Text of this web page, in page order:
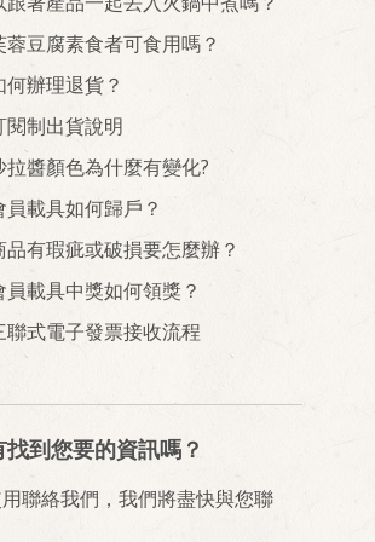
蓉豆腐素食者可食用嗎？
何辦理退貨？
閱制出貨說明
拉醬顏色為什麼有變化?
員載具如何歸戶？
品有瑕疵或破損要怎麼辦？
員載具中獎如何領獎？
聯式電子發票接收流程
找到您要的資訊嗎？
聯絡我們，我們將盡快與您聯